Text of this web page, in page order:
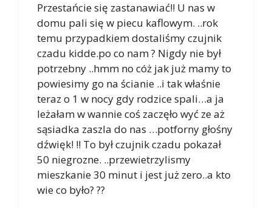
Przestańcie się zastanawiać!! U nas w
domu pali się w piecu kaflowym. ..rok
temu przypadkiem dostaliśmy czujnik
czadu kidde.po co nam ? Nigdy nie był
potrzebny ..hmm no cóż jak już mamy to
powiesimy go na ścianie ..i tak właśnie
teraz o 1 w nocy gdy rodzice spali…a ja
leżałam w wannie coś zaczęło wyć ze aż
sąsiadka zaszla do nas …potforny głośny
dźwięk! !! To był czujnik czadu pokazał
50 niegrozne. ..przewietrzylismy
mieszkanie 30 minut i jest już zero..a kto
wie co było? ??